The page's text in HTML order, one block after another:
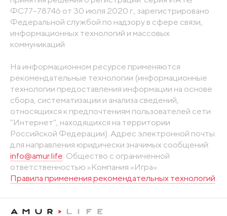
ФС77-78746 от 30 июля 2020 г., зарегистрировано
Федеральной службой по надзору в сфере связи,
информационных технологий и массовых
коммуникаций
На информационном ресурсе применяются
рекомендательные технологии (информационные
технологии предоставления информации на основе
сбора, систематизации и анализа сведений,
относящихся к предпочтениям пользователей сети
"Интернет", находящихся на территории
Российской Федерации). Адрес электронной почты
для направления юридически значимых сообщений:
info@amur.life . Общество с ограниченной
ответственностью «Компания «Игра».
Правила применения рекомендательных технологий